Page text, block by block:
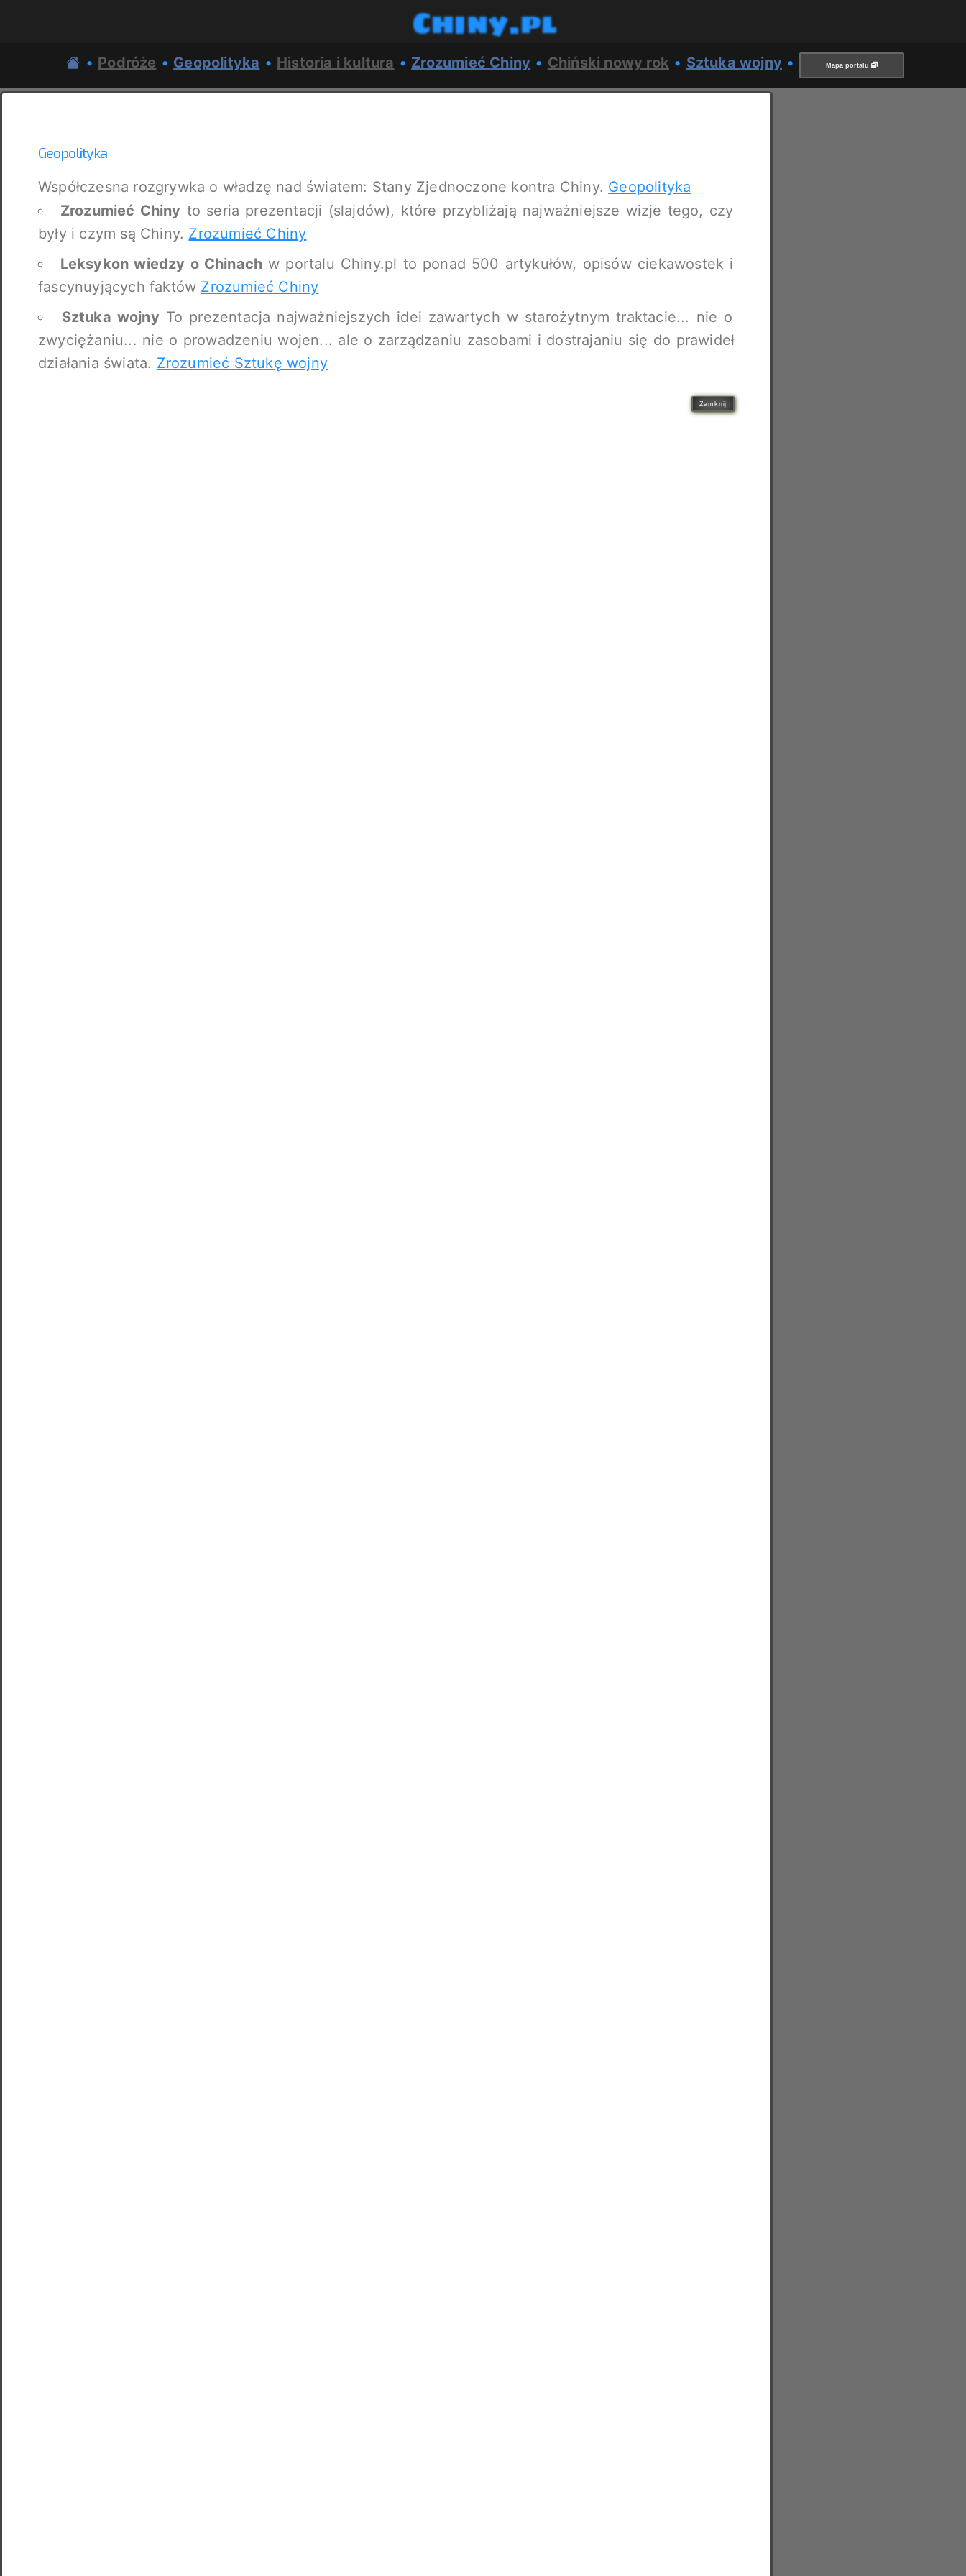
Chiny.pl
• Podróże • Geopolityka • Historia i kultura • Zrozumieć Chiny • Chiński nowy rok • Sztuka wojny • Mapa portalu
Geopolityka
Współczesna rozgrywka o władzę nad światem: Stany Zjednoczone kontra Chiny. Geopolityka
Zrozumieć Chiny to seria prezentacji (slajdów), które przybliżają najważniejsze wizje tego, czy
były i czym są Chiny. Zrozumieć Chiny
Leksykon wiedzy o Chinach w portalu Chiny.pl to ponad 500 artykułów, opisów ciekawostek i
fascynuyjących faktów Zrozumieć Chiny
Sztuka wojnyTo prezentacja najważniejszych idei zawartych w starożytnym traktacie... nie o
zwyciężaniu... nie o prowadzeniu wojen... ale o zarządzaniu zasobami i dostrajaniu się do prawideł
działania świata. Zrozumieć Sztukę wojny
Zamknij